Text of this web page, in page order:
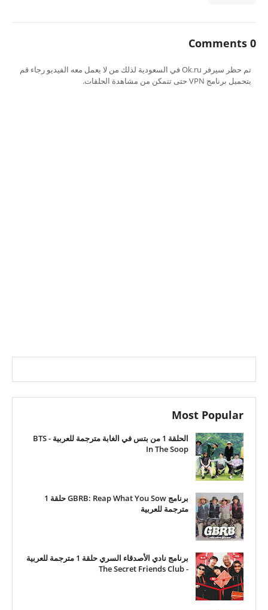
0 Comments
تم حظر سيرفر Ok.ru في السعودية لذلك من لا يعمل معه الفيديو رجاء قم
بتحميل برنامج VPN حتى تتمكن من مشاهدة الحلقات.
Most Popular
الحلقة 1 من بتس في الغابة مترجمة للعربية - BTS
In The Soop
برنامج GBRB: Reap What You Sow حلقة 1
مترجمة للعربية
برنامج نادي الأصدقاء السري حلقة 1 مترجمة للعربية
- The Secret Friends Club